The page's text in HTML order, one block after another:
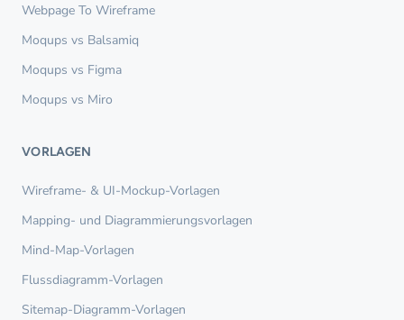
Webpage To Wireframe
Moqups vs Balsamiq
Moqups vs Figma
Moqups vs Miro
VORLAGEN
Wireframe- & UI-Mockup-Vorlagen
Mapping- und Diagrammierungsvorlagen
Mind-Map-Vorlagen
Flussdiagramm-Vorlagen
Sitemap-Diagramm-Vorlagen